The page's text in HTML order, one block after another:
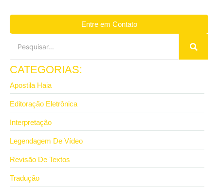
Entre em Contato
CATEGORIAS:
Apostila Haia
Editoração Eletrônica
Interpretação
Legendagem De Vídeo
Revisão De Textos
Tradução